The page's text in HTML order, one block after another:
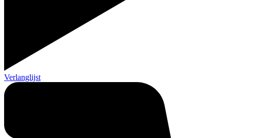
Verlanglijst